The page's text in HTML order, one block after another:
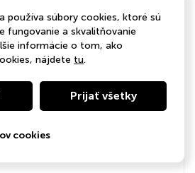
cenu na historická maxima. Řada
nechce vědět, co je privátní klíč
se poohlíží po nástrojích, jak do
používa súbory cookies, ktoré sú
fungovanie a skvalitňovanie
informácie o tom, ako
nájdete tu.
Prijať všetky
cookies